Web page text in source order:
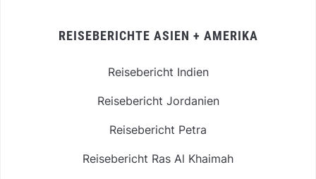
REISEBERICHTE ASIEN + AMERIKA
Reisebericht Indien
Reisebericht Jordanien
Reisebericht Petra
Reisebericht Ras Al Khaimah